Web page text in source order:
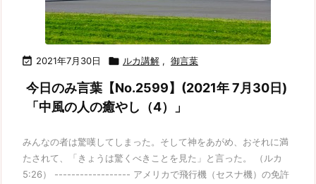
 2021年7月30日  ルカ講解 , 御言葉
今日のみ言葉【No.2599】(2021年 7月30日)
「中風の人の癒やし（4）」
みんなの者は驚嘆してしまった。そして神をあがめ、おそれに満
たされて、「きょうは驚くべきことを見た」と言った。 （ルカ
5:26） ------------------ アメリカで飛行機（セスナ機）の免許